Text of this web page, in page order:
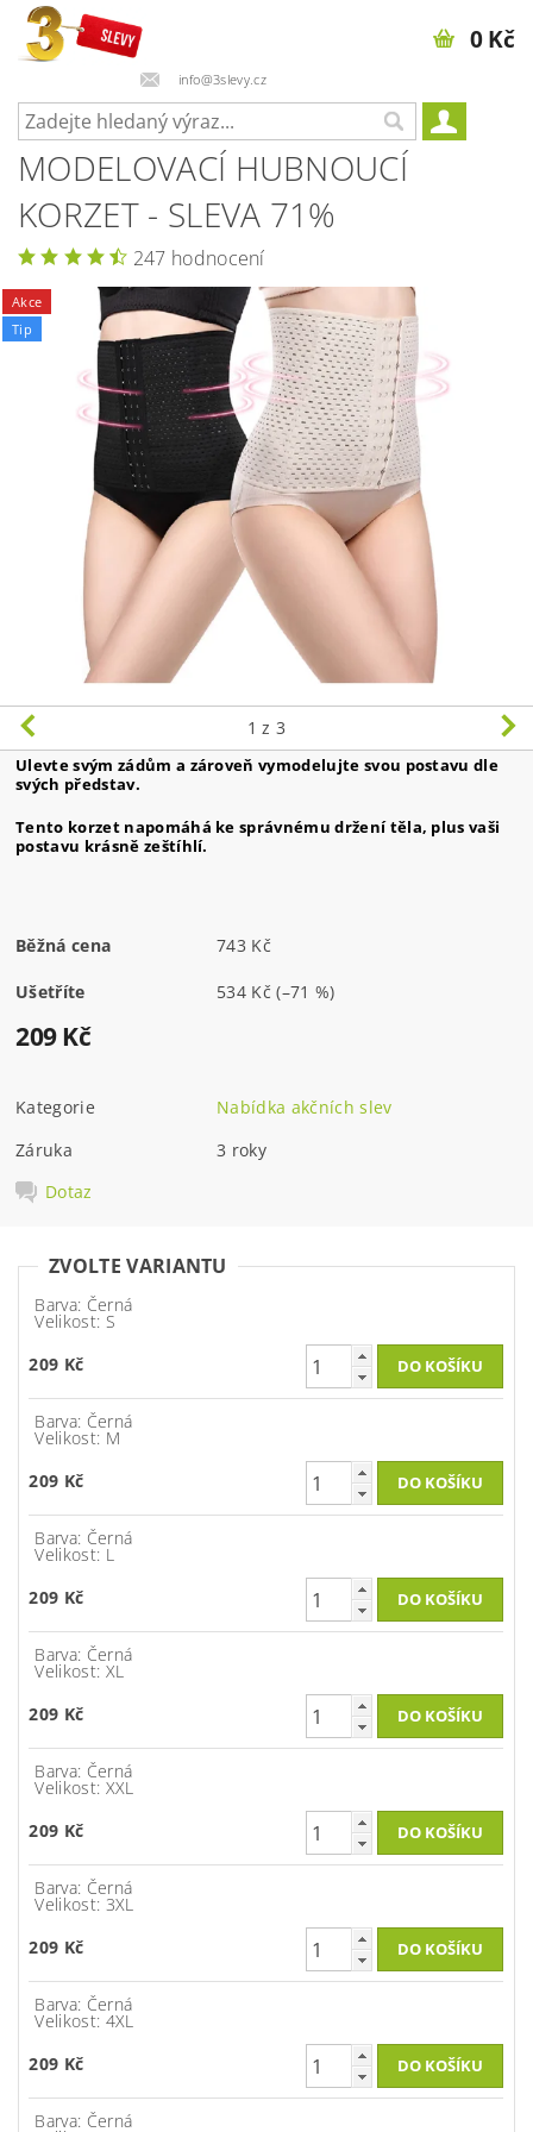
info@3slevy.cz
0 Kč
MODELOVACÍ HUBNOUCÍ
KORZET - SLEVA 71%
247 hodnocení
Akce
Tip
1 z 3
Ulevte svým zádům a zároveň vymodelujte svou postavu dle
svých představ.
Tento korzet napomáhá ke správnému držení těla, plus vaši
postavu krásně zeštíhlí.
Běžná cena 743 Kč
Ušetříte 534 Kč(–71 %)
209 Kč
Kategorie
Nabídka akčních slev
Záruka
3 roky
Dotaz
ZVOLTE VARIANTU
Barva: Černá
Velikost: S
209 Kč
Barva: Černá
Velikost: M
209 Kč
Barva: Černá
Velikost: L
209 Kč
Barva: Černá
Velikost: XL
209 Kč
Barva: Černá
Velikost: XXL
209 Kč
Barva: Černá
Velikost: 3XL
209 Kč
Barva: Černá
Velikost: 4XL
209 Kč
Barva: Černá